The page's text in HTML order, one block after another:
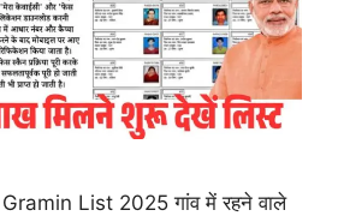
List 2025 गांव में रहने वाले